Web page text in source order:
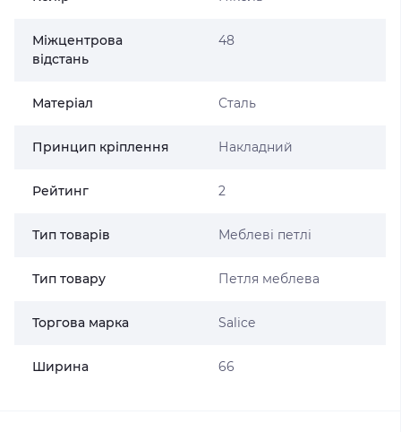
Міжцентрова
відстань
48
Матеріал Сталь
Принцип кріплення Накладний
Рейтинг 2
Тип товарів Меблеві петлі
Тип товару Петля меблева
Торгова марка Salice
Ширина 66